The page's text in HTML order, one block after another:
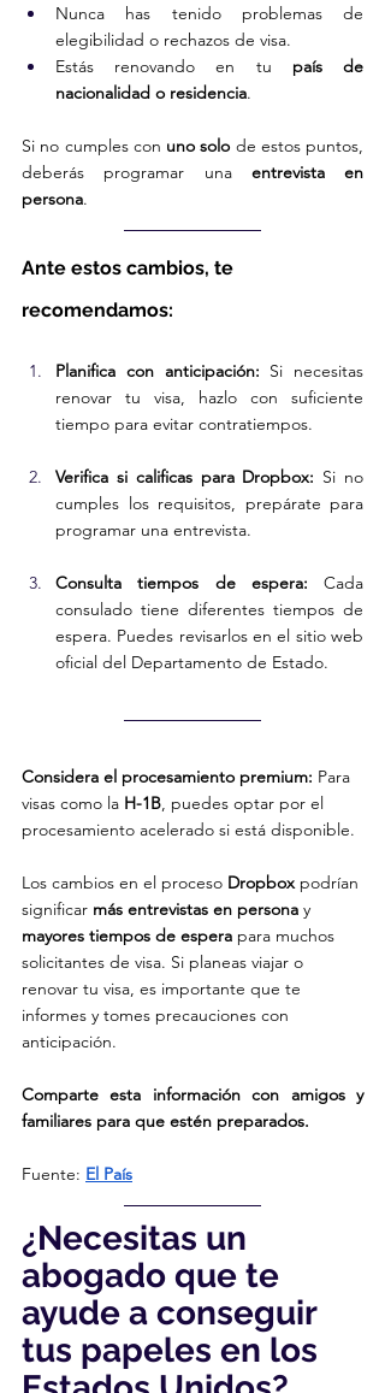
Nunca has tenido problemas de
elegibilidad o rechazos de visa.
Estás renovando en tu país de
nacionalidad o residencia.
Si no cumples con uno solo de estos puntos,
deberás programar una entrevista en
persona.
Ante estos cambios, te
recomendamos:
Planifica con anticipación: Si necesitas
renovar tu visa, hazlo con suficiente
tiempo para evitar contratiempos.
Verifica si calificas para Dropbox: Si no
cumples los requisitos, prepárate para
programar una entrevista.
Consulta tiempos de espera: Cada
consulado tiene diferentes tiempos de
espera. Puedes revisarlos en el sitio web
oficial del Departamento de Estado.
Considera el procesamiento premium: Para
visas como la H-1B, puedes optar por el
procesamiento acelerado si está disponible.
Los cambios en el proceso Dropbox podrían
significar más entrevistas en persona y
mayores tiempos de espera para muchos
solicitantes de visa. Si planeas viajar o
renovar tu visa, es importante que te
informes y tomes precauciones con
anticipación.
Comparte esta información con amigos y
familiares para que estén preparados.
Fuente: El País
¿Necesitas un
abogado que te
ayude a conseguir
tus papeles en los